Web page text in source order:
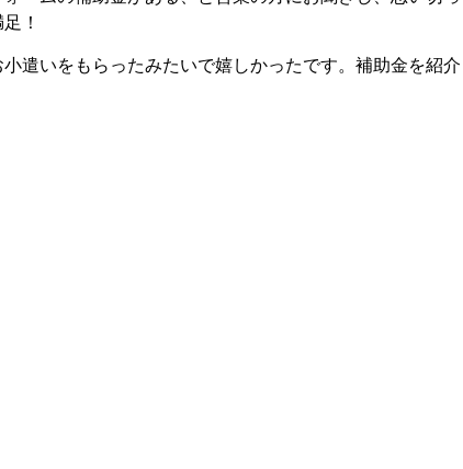
！
遣いをもらったみたいで嬉しかったです。補助金を紹介